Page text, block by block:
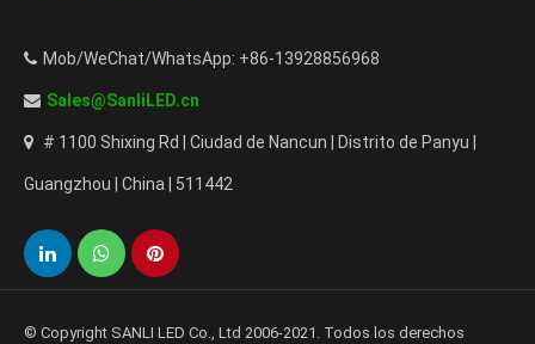
Mob/WeChat/WhatsApp: +86-13928856968
Sales@SanliLED.cn
# 1100 Shixing Rd | Ciudad de Nancun | Distrito de Panyu |
Guangzhou | China | 511442
© Copyright SANLI LED Co., Ltd 2006-2021. Todos los derechos